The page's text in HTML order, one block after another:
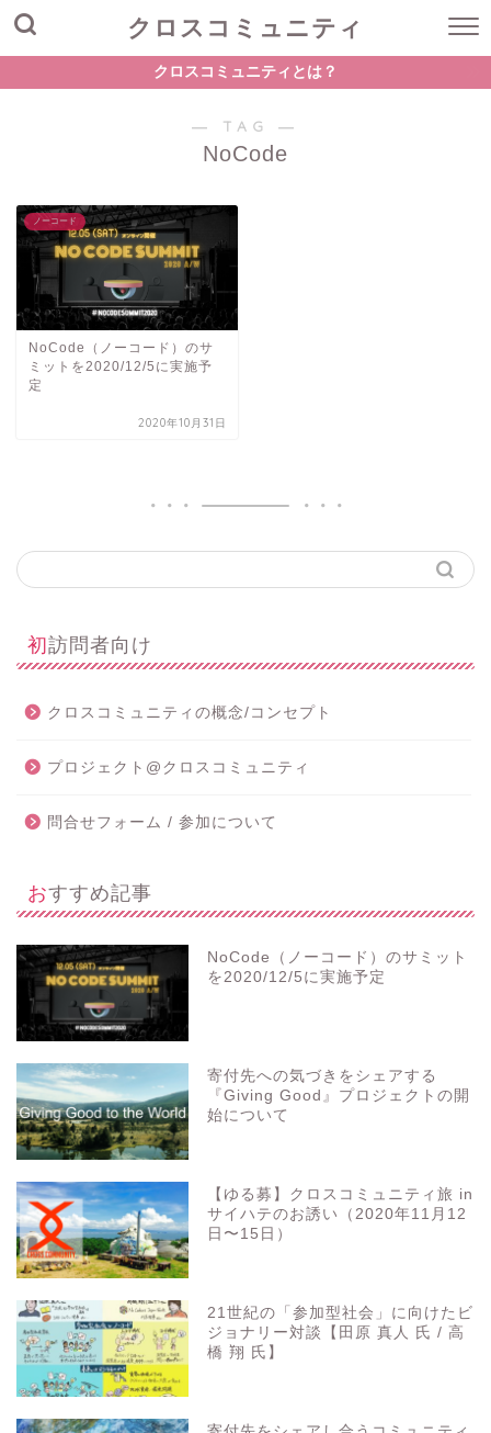
クロスコミュニティ
クロスコミュニティとは？
― TAG ―
NoCode
ノーコード
NoCode（ノーコード）のサ
ミットを2020/12/5に実施予
定
2020年10月31日
初訪問者向け
クロスコミュニティの概念/コンセプト
プロジェクト@クロスコミュニティ
問合せフォーム / 参加について
おすすめ記事
NoCode（ノーコード）のサミット
を2020/12/5に実施予定
寄付先への気づきをシェアする
『Giving Good』プロジェクトの開
始について
【ゆる募】クロスコミュニティ旅 in
サイハテのお誘い（2020年11月12
日〜15日）
21世紀の「参加型社会」に向けたビ
ジョナリー対談【田原 真人 氏 / 高
橋 翔 氏】